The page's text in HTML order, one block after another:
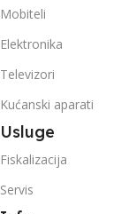
Mobiteli
Elektronika
Televizori
Kućanski aparati
Usluge
Fiskalizacija
Servis